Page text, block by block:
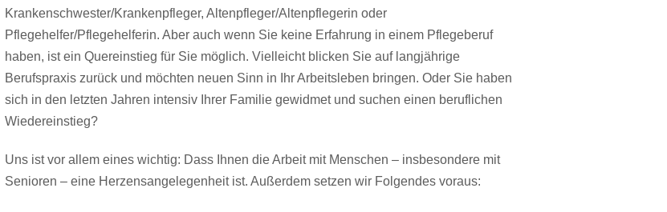
Krankenschwester/Krankenpfleger, Altenpfleger/Altenpflegerin oder
Pflegehelfer/Pflegehelferin. Aber auch wenn Sie keine Erfahrung in einem Pflegeberuf
haben, ist ein Quereinstieg für Sie möglich. Vielleicht blicken Sie auf langjährige
Berufspraxis zurück und möchten neuen Sinn in Ihr Arbeitsleben bringen. Oder Sie haben
sich in den letzten Jahren intensiv Ihrer Familie gewidmet und suchen einen beruflichen
Wiedereinstieg?
Uns ist vor allem eines wichtig: Dass Ihnen die Arbeit mit Menschen – insbesondere mit
Senioren – eine Herzensangelegenheit ist. Außerdem setzen wir Folgendes voraus: